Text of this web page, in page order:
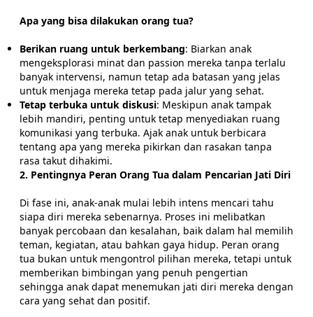
Apa yang bisa dilakukan orang tua?
Berikan ruang untuk berkembang: Biarkan anak
mengeksplorasi minat dan passion mereka tanpa terlalu
banyak intervensi, namun tetap ada batasan yang jelas
untuk menjaga mereka tetap pada jalur yang sehat.
Tetap terbuka untuk diskusi: Meskipun anak tampak
lebih mandiri, penting untuk tetap menyediakan ruang
komunikasi yang terbuka. Ajak anak untuk berbicara
tentang apa yang mereka pikirkan dan rasakan tanpa
rasa takut dihakimi.
2. Pentingnya Peran Orang Tua dalam Pencarian Jati Diri
Di fase ini, anak-anak mulai lebih intens mencari tahu
siapa diri mereka sebenarnya. Proses ini melibatkan
banyak percobaan dan kesalahan, baik dalam hal memilih
teman, kegiatan, atau bahkan gaya hidup. Peran orang
tua bukan untuk mengontrol pilihan mereka, tetapi untuk
memberikan bimbingan yang penuh pengertian
sehingga anak dapat menemukan jati diri mereka dengan
cara yang sehat dan positif.